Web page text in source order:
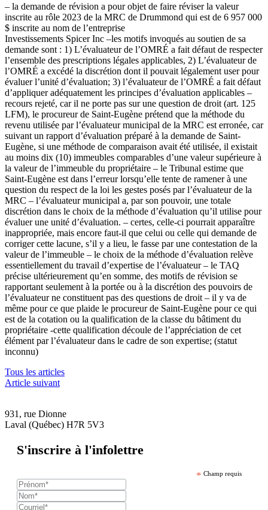
– la demande de révision a pour objet de faire réviser la valeur
inscrite au rôle 2023 de la MRC de Drummond qui est de 6 957 000
$ inscrite au nom de l’entreprise
Investissements Spicer Inc –les motifs invoqués au soutien de sa
demande sont : 1) L’évaluateur de l’OMRÉ a fait défaut de respecter
l’ensemble des prescriptions légales applicables, 2) L’évaluateur de
l’OMRÉ a excédé la discrétion dont il pouvait légalement user pour
évaluer l’unité d’évaluation; 3) l’évaluateur de l’OMRÉ a fait défaut
d’appliquer adéquatement les principes d’évaluation applicables –
recours rejeté, car il ne porte pas sur une question de droit (art. 125
LFM), le procureur de Saint-Eugène prétend que la méthode du
revenu utilisée par l’évaluateur municipal de la MRC est erronée, car
suivant un rapport d’évaluation préparé à la demande de Saint-
Eugène, si une méthode de comparaison avait été utilisée, il existait
au moins dix (10) immeubles comparables d’une valeur supérieure à
la valeur de l’immeuble du propriétaire – le Tribunal estime que
Saint-Eugène est dans l’erreur lorsqu’elle tente de ramener à une
question du respect de la loi les gestes posés par l’évaluateur de la
MRC – l’évaluateur municipal a, par son pouvoir, une totale
discrétion dans le choix de la méthode d’évaluation qu’il utilise pour
évaluer une unité d’évaluation. – certes, celle-ci pourrait apparaître
inappropriée, mais encore faut-il que celui ou celle qui demande de
corriger cette lacune, s’il y a lieu, le fasse par une contestation de la
valeur de l’immeuble – le choix de la méthode d’évaluation relève
essentiellement du travail d’expertise de l’évaluateur – le TAQ
précise ultérieurement qu’en somme, des motifs de révision se
rapportant seulement à la portée ou à la discrétion des pouvoirs de
l’évaluateur ne constituent pas des questions de droit – il y va de
même pour ce que plaide le procureur de Saint-Eugène pour ce qui
est de la cotation ou la qualification de la classe du bâtiment du
propriétaire -cette qualification découle de l’appréciation de cet
élément par l’évaluateur dans le cadre de son expertise; (statut
inconnu)
Tous les articles
Article suivant
931, rue Dionne
Laval (Québec) H7R 5V3
S'inscrire à l'infolettre
* Champ requis